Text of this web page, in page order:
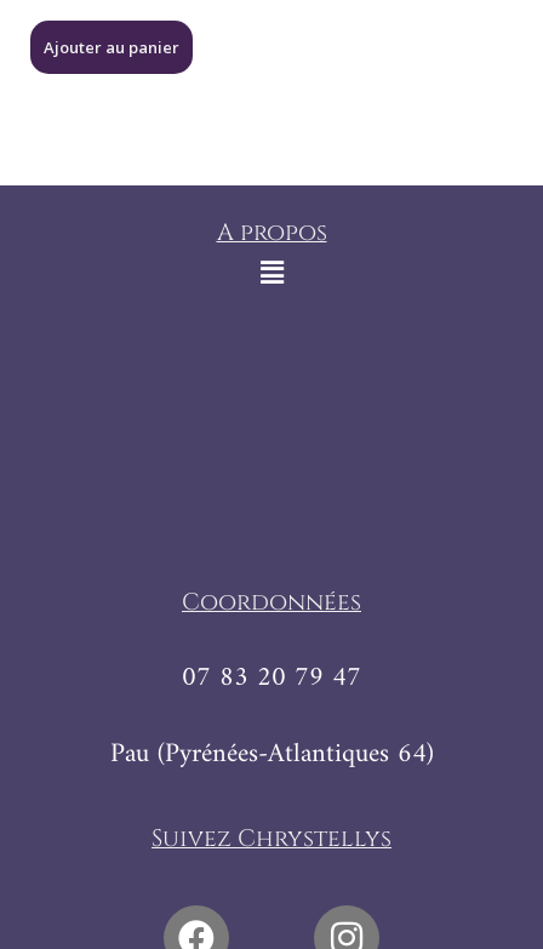
Ajouter au panier
A propos
Coordonnées
07 83 20 79 47
Pau (Pyrénées-Atlantiques 64)
Suivez Chrystellys